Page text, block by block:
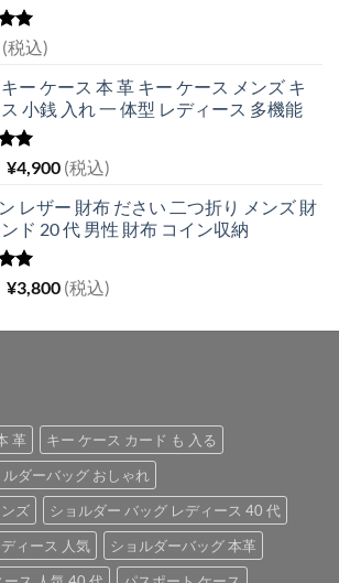
価
(税込)
ー ケース 本 革 キー ケース メンズ キ
小銭 入れ 一 体型 レディース 多機能
価
元
価
格
は
¥5,700
し
¥4,900現
の
価
は
で
(税込)
レザー 財布 ださい 二つ折り メンズ 財
ド 20 代 男性 財布 コイン収納
価
元
価
で
し
た。
¥3,800現
の
¥3,800
で
す。
(税込)
革
キー ケース カード も 入る
ルダーバッグ おしゃれ
ズ
ショルダー バッグ レディース 40 代
ィース 人気
ショルダーバッグ 本革